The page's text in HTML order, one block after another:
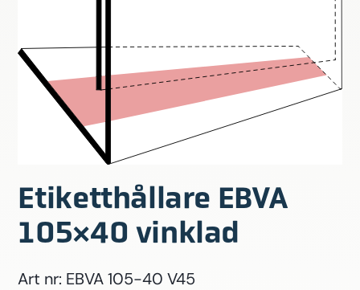
Etiketthållare EBVA
105×40 vinklad
Art nr: EBVA 105-40 V45